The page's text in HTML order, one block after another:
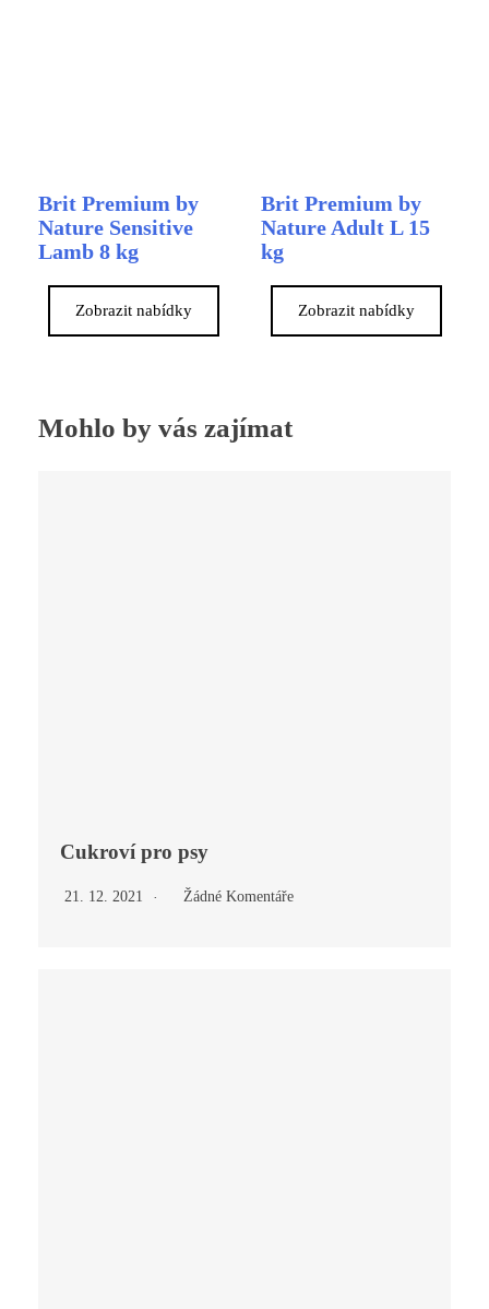
Brit Premium by
Nature Sensitive
Lamb 8 kg
Zobrazit nabídky
Brit Premium by
Nature Adult L 15
kg
Zobrazit nabídky
Mohlo by vás zajímat
Cukroví pro psy
21. 12. 2021 Žádné Komentáře